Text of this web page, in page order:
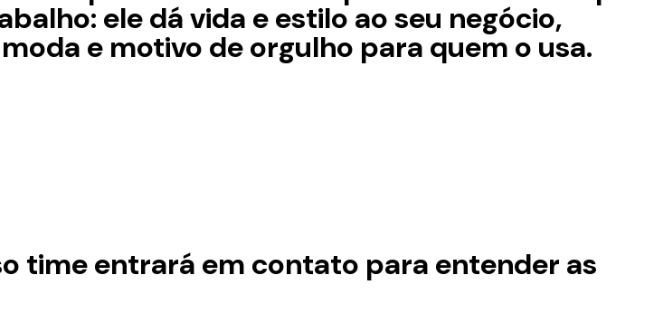
ele dá vida e estilo ao seu negócio,
e motivo de orgulho para quem o usa.
time entrará em contato para entender as